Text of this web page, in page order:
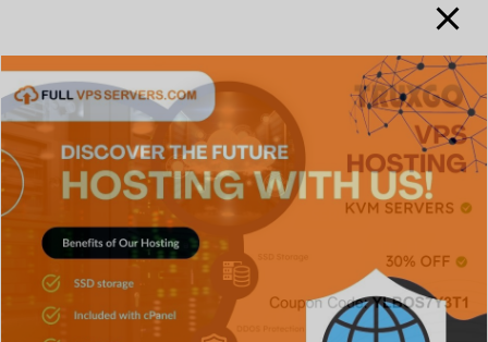
Gemelos Digitales: La tecnología que
replica el mundo físico
Carlos Conde Ago 5, 2026
GENERAL NOTICIAS
SERIES
SIN CATEGORÍA
SISTEMA OPERATIVO
TECNOLOGÍA
Git: La herramienta que transformó